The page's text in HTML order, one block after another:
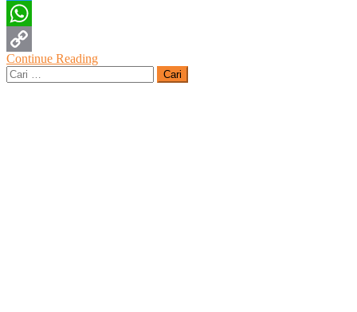
Twitter
WhatsApp
Copy
Continue Reading
Cari
untuk: